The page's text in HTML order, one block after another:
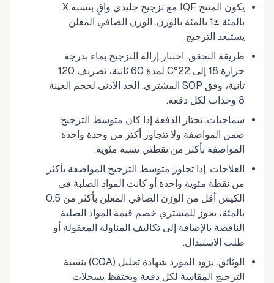
يكون المنتج IQF مع تزجيج جليدي واقٍ بنسبة X
بالمئة ±1 بالمئة بالوزن. الوزن الصافي المعلن
يستبعد التزجيج.
طريقة التحقق. اختبار إزالة التزجيج بماء بدرجة
حرارة 18 إلى 22°C لمدة 60 ثانية، تصريف 120
ثانية، وفق SOP المشتري. الحد الأدنى لحجم العينة
8 وحدات لكل دفعة.
سماحيات. تجتاز الدفعة إذا كان متوسط التزجيج
ضمن المواصفة ولا تتجاوز أكثر من وحدة واحدة
المواصفة بأكثر من نقطتي نسبة مئوية.
العلاجات. إذا تجاوز متوسط التزجيج المواصفة بأكثر
من نقطة مئوية واحدة أو كانت المواد الصلبة في
الكيس أقل من الوزن الصافي المعلن بأكثر من 0.5
بالمئة، يجوز للمشتري خصم قيمة المواد الصلبة
الناقصة بالإضافة إلى تكاليف المناولة المعقولة أو
طلب الاستبدال.
الوثائق. يزود المورد شهادة تحليل (COA) بنسبة
التزجيج المقاسة لكل دفعة ويحتفظ بسجلات